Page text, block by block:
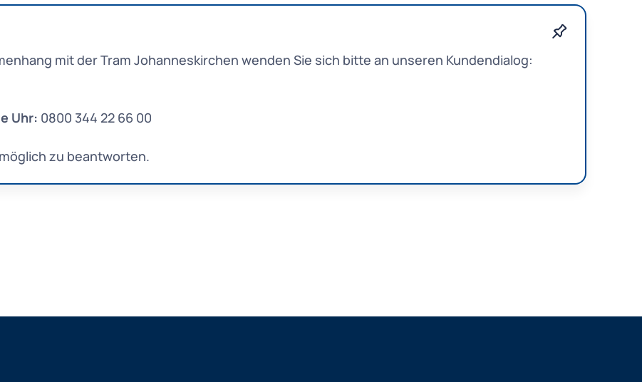
mit der Tram Johanneskirchen wenden Sie sich bitte an unseren Kundendialog:
Uhr: 0800 344 22 66 00
zu beantworten.